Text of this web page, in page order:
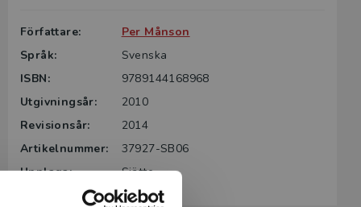
Författare:
Per Månson
Språk:
Svenska
ISBN:
9789144168968
Utgivningsår:
2010
Revisionsår:
2014
Artikelnummer:
37927-SB06
Upplaga:
Sjätte